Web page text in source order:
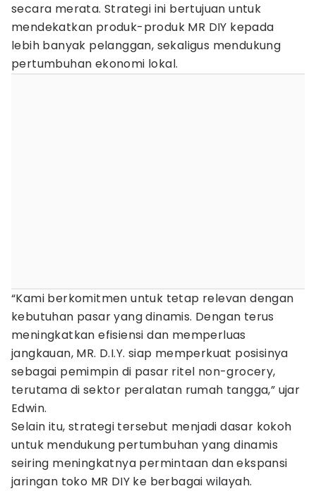
secara merata. Strategi ini bertujuan untuk
mendekatkan produk-produk MR DIY kepada
lebih banyak pelanggan, sekaligus mendukung
pertumbuhan ekonomi lokal.
“Kami berkomitmen untuk tetap relevan dengan
kebutuhan pasar yang dinamis. Dengan terus
meningkatkan efisiensi dan memperluas
jangkauan, MR. D.I.Y. siap memperkuat posisinya
sebagai pemimpin di pasar ritel non-grocery,
terutama di sektor peralatan rumah tangga,” ujar
Edwin.
Selain itu, strategi tersebut menjadi dasar kokoh
untuk mendukung pertumbuhan yang dinamis
seiring meningkatnya permintaan dan ekspansi
jaringan toko MR DIY ke berbagai wilayah.